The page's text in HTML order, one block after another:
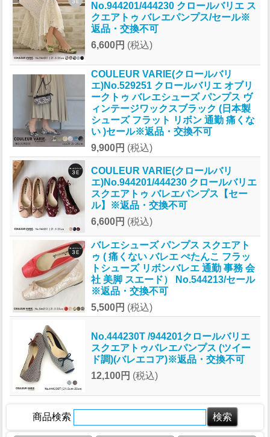
No.944201/444230 クロールバリエ ス
クエアトゥ バレエパンプス/セール※
返品・交換不可
6,600円 (税込)
COULEUR VARIE(クロールバリ
エ)No.529251 クロールバリエ オブリ
ークトゥ バレエシューズ パンプス ヴ
ィンテージワックスブラック (日本製
シューズ フラット リボン 通勤 痛くな
い )セール※返品・交換不可
9,900円 (税込)
COULEUR VARIE(クロールバリ
エ)No.944201/444230 クロールバリエ
スクエアトゥ バレエパンプス【セー
ル】※返品・交換不可
6,600円 (税込)
バレエシューズ パンプス スクエアト
ゥ ( 痛くない バレエ ぺたんこ フラッ
トシューズ リボンバレエ 通勤 事務 会
社 美脚 スエード） No.544213/セール
※返品・交換不可
5,500円 (税込)
No.444230T /944201クロールバリエ
スクエアトゥバレエパンプス (ツイー
ド調)(バレエコア)※返品・交換不可
12,100円 (税込)
商品検索